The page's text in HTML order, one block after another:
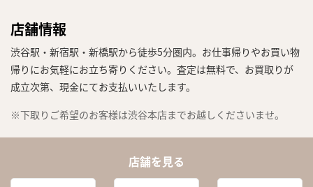
店舗情報
渋谷駅・新宿駅・新橋駅から徒歩5分圏内。お仕事帰りやお買い物
帰りにお気軽にお立ち寄りください。査定は無料で、お買取りが
成立次第、現金にてお支払いいたします。
※下取りご希望のお客様は渋谷本店までお越しくださいませ。
店舗を見る